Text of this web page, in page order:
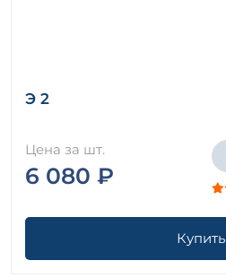
Э 2
Цена за шт.
6 080 ₽
Купить